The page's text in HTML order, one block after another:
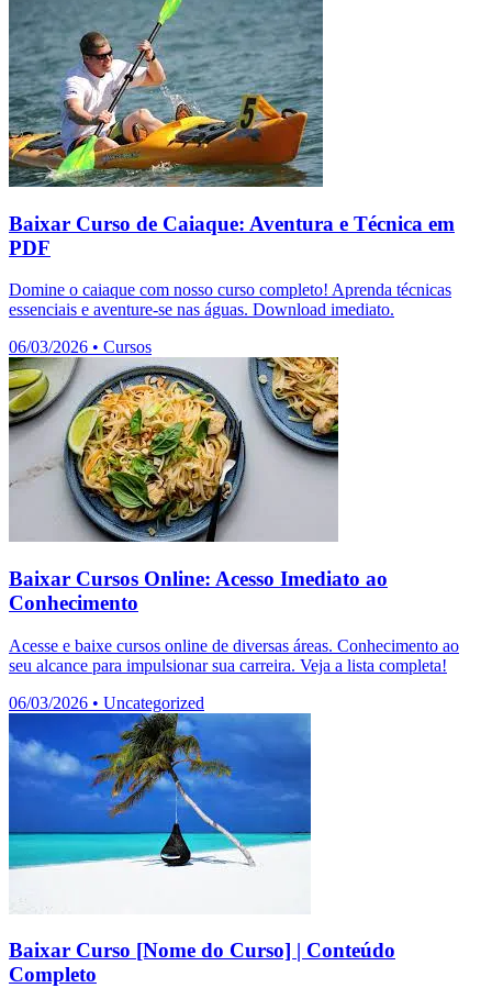
Baixar Curso de Caiaque: Aventura e Técnica em
PDF
Domine o caiaque com nosso curso completo! Aprenda técnicas
essenciais e aventure-se nas águas. Download imediato.
06/03/2026 • Cursos
Baixar Cursos Online: Acesso Imediato ao
Conhecimento
Acesse e baixe cursos online de diversas áreas. Conhecimento ao
seu alcance para impulsionar sua carreira. Veja a lista completa!
06/03/2026 • Uncategorized
Baixar Curso [Nome do Curso] | Conteúdo
Completo